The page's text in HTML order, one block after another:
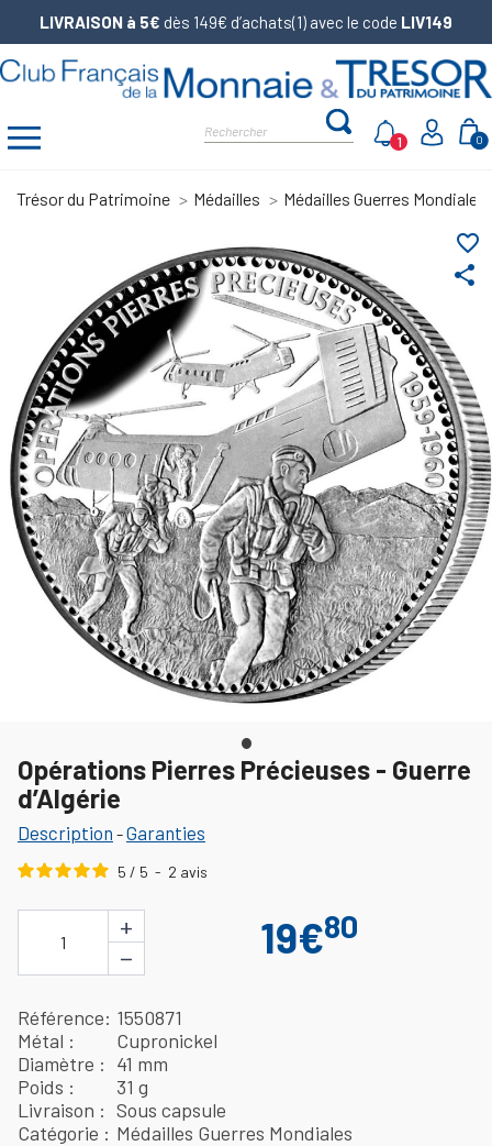
LIVRAISON à 5€ dès 149€ d’achats(1) avec le code LIV149
0
1
Trésor du Patrimoine Médailles Médailles Guerres Mondiales
share
favorite_border
Opérations Pierres Précieuses - Guerre
d’Algérie
Description -Garanties
5 / 5 - 2 avis
1
+
−
19€80
Référence 1550871
Métal
Cupronickel
Diamètre
41 mm
Poids
31 g
Livraison
Sous capsule
Catégorie
Médailles Guerres Mondiales